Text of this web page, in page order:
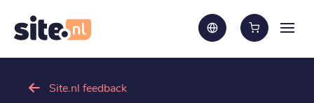
Site.nl feedback